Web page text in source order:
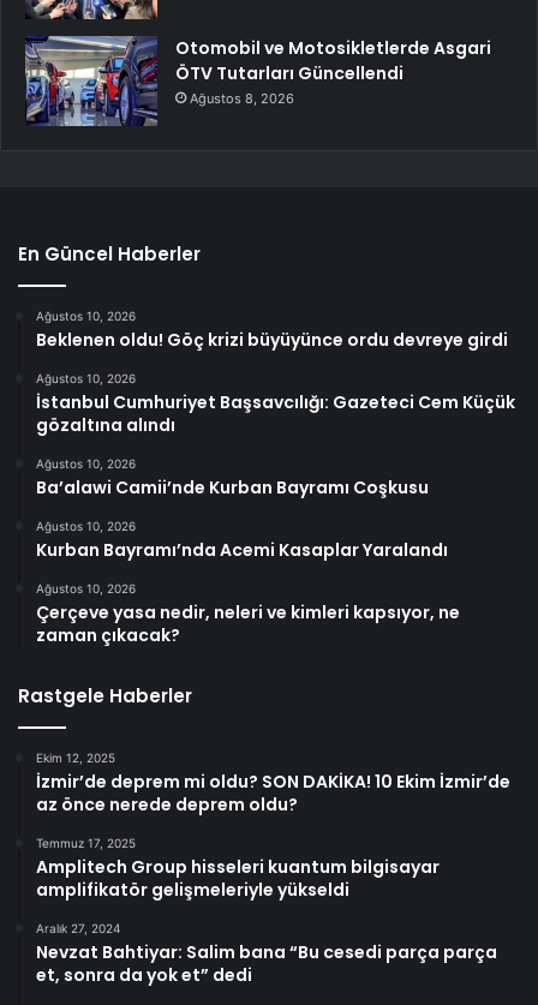
Otomobil ve Motosikletlerde Asgari
ÖTV Tutarları Güncellendi
Ağustos 8, 2026
En Güncel Haberler
Ağustos 10, 2026
Beklenen oldu! Göç krizi büyüyünce ordu devreye girdi
Ağustos 10, 2026
İstanbul Cumhuriyet Başsavcılığı: Gazeteci Cem Küçük
gözaltına alındı
Ağustos 10, 2026
Ba’alawi Camii’nde Kurban Bayramı Coşkusu
Ağustos 10, 2026
Kurban Bayramı’nda Acemi Kasaplar Yaralandı
Ağustos 10, 2026
Çerçeve yasa nedir, neleri ve kimleri kapsıyor, ne
zaman çıkacak?
Rastgele Haberler
Ekim 12, 2025
İzmir’de deprem mi oldu? SON DAKİKA! 10 Ekim İzmir’de
az önce nerede deprem oldu?
Temmuz 17, 2025
Amplitech Group hisseleri kuantum bilgisayar
amplifikatör gelişmeleriyle yükseldi
Aralık 27, 2024
Nevzat Bahtiyar: Salim bana “Bu cesedi parça parça
et, sonra da yok et” dedi